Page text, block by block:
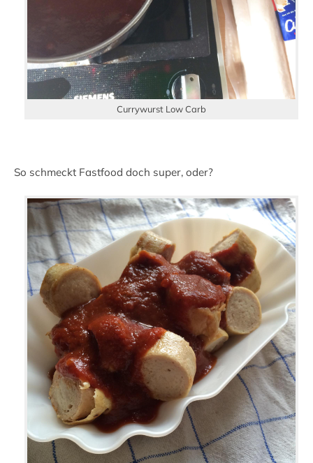
Currywurst Low Carb
So schmeckt Fastfood doch super, oder?